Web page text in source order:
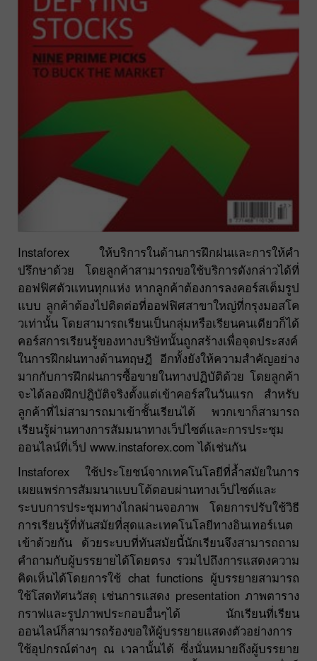
Instaforex ให้บริการในด้านการฝึกฝนและการให้คำ
ปรึกษาด้วย โดยลูกค้าสามารถขอใช้บริการดังกล่าวได้ที่
ออฟฟิศตัวแทนทุกแห่ง หากลูกค้าต้องการลงคอร์สเต็มรูป
แบบ ลูกค้าต้องไปติดต่อที่ออฟฟิศสาขาใหญ่ที่กรุงมอสโค
วเท่านั้น โดยสามารถเรียนเป็นกลุ่มหรือเรียนคนเดียวก็ได้
คอร์สการเรียนรู้ของทางบริษัทนั้นถูกสร้างเพื่อจุดประสงค์
ในการฝึกฝนทางด้านทฤษฎี อีกทั้งยังให้ความสำคัญอย่าง
มากกับการฝึกฝนการซื้อขายในทางปฏิบัติด้วย โดยลูกค้า
จะได้ลองฝึกปฎิบัติจริงตั้งแต่เข้าคอร์สในวันแรก สำหรับ
ลูกค้าที่ไม่สามารถมาเข้าชั้นเรียนได้ พวกเขาก็สามารถ
เรียนรู้ผ่านทางการสัมมนาทางเว็ปไซต์และการประชุม
ออนไลน์ที่เว็ป www.instaforex.com ได้เช่นกัน
Instaforex ใช้ประโยชน์จากเทคโนโลยีที่ล้ำสมัยในการ
เผยแพร่การสัมมนาแบบโต้ตอบผ่านทางเว็ปไซต์และ
ระบบการประชุมทางไกลผ่านจอภาพ โดยการปรับใช้วิธี
การเรียนรู้ที่ทันสมัยที่สุดและเทคโนโลยีทางอินเทอร์เนต
เข้าด้วยกัน ด้วยระบบที่ทันสมัยนี้นักเรียนจึงสามารถถาม
คำถามกับผู้บรรยายได้โดยตรง รวมไปถึงการแสดงความ
คิดเห็นได้โดยการใช้ chat functions ผู้บรรยายสามารถ
ใช้โสดทัศนวัสดุ เช่นการแสดง presentation ภาพตาราง
กราฟและรูปภาพประกอบอื่นๆได้ นักเรียนที่เรียน
ออนไลน์ก็สามารถร้องขอให้ผู้บรรยายแสดงตัวอย่างการ
ใช้อุปกรณ์ต่างๆ ณ เวลานั้นได้ ซึ่งนั่นหมายถึงผู้บรรยาย